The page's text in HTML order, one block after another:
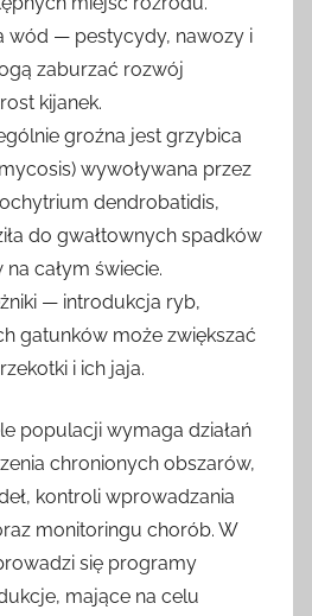
wód — pestycydy, nawozy i
zaburzać rozwój
kijanek.
groźna jest grzybica
wywoływana przez
dendrobatidis,
do gwałtownych spadków
całym świecie.
— introdukcja ryb,
gatunków może zwiększać
i ich jaja.
populacji wymaga działań
chronionych obszarów,
kontroli wprowadzania
monitoringu chorób. W
się programy
mające na celu